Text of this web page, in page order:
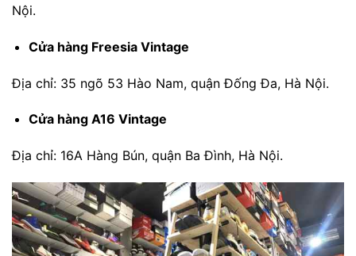
Nội.
Cửa hàng Freesia Vintage
Địa chỉ: 35 ngõ 53 Hào Nam, quận Đống Đa, Hà Nội.
Cửa hàng A16 Vintage
Địa chỉ: 16A Hàng Bún, quận Ba Đình, Hà Nội.